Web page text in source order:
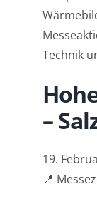
Technik
–
19.
📍